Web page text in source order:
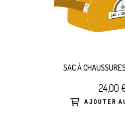
SAC À
24,00
AJOUTER